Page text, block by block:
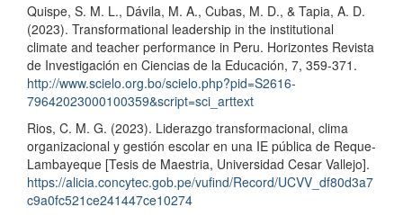
Quispe, S. M. L., Dávila, M. A., Cubas, M. D., & Tapia, A. D.
(2023). Transformational leadership in the institutional
climate and teacher performance in Peru. Horizontes Revista
de Investigación en Ciencias de la Educación, 7, 359-371.
http://www.scielo.org.bo/scielo.php?pid=S2616-
79642023000100359&script=sci_arttext
Rios, C. M. G. (2023). Liderazgo transformacional, clima
organizacional y gestión escolar en una IE pública de Reque-
Lambayeque [Tesis de Maestria, Universidad Cesar Vallejo].
https://alicia.concytec.gob.pe/vufind/Record/UCVV_df80d3a7
c9a0fc521ce241447ce10274